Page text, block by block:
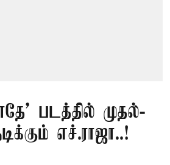
படத்தில் முதல்-
எச்.ராஜா..!